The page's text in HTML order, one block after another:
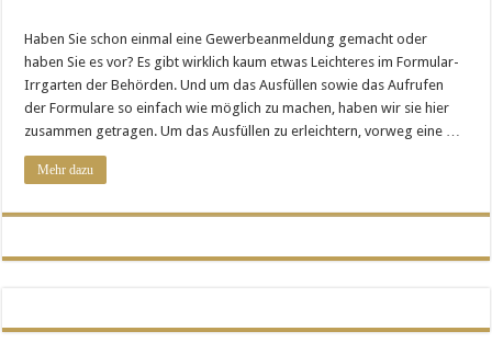
Fiatgeld – kurz gesagt
Wie die EZB Geld verbrennt
Kaufkraft – kurz gesagt
Co.:
Links
auf
einen
Blick
Haben Sie schon einmal eine Gewerbeanmeldung gemacht oder
haben Sie es vor? Es gibt wirklich kaum etwas Leichteres im Formular-
Irrgarten der Behörden. Und um das Ausfüllen sowie das Aufrufen
der Formulare so einfach wie möglich zu machen, haben wir sie hier
zusammen getragen. Um das Ausfüllen zu erleichtern, vorweg eine …
Mehr dazu